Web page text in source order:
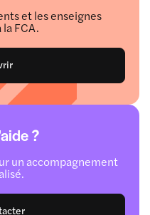
et les enseignes
FCA.
?
un accompagnement